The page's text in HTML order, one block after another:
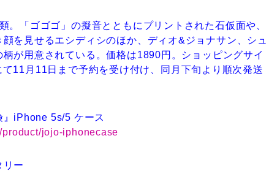
。「ゴゴゴ」の擬音とともにプリントされた石仮面や、
を見せるエシディシのほか、ディオ&ジョナサン、シュ
柄が用意されている。価格は1890円。ショッピングサイ
11月11日まで予約を受け付け、同月下旬より順次発送
』iPhone 5s/5 ケース
jojo-iphonecase
ー